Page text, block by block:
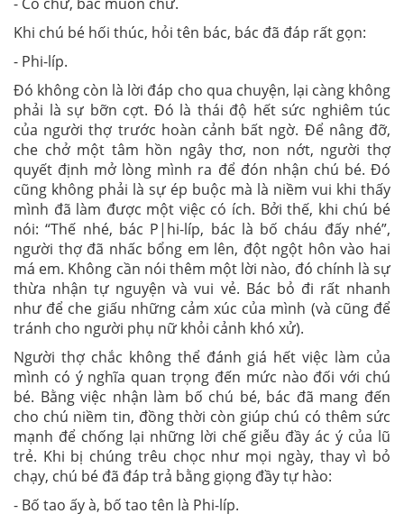
Khi chú bé hối thúc, hỏi tên bác, bác đã đáp rất gọn:
- Phi-líp.
Đó không còn là lời đáp cho qua chuyện, lại càng không
phải là sự bỡn cợt. Đó là thái độ hết sức nghiêm túc
của người thợ trước hoàn cảnh bất ngờ. Để nâng đỡ,
che chở một tâm hồn ngây thơ, non nớt, người thợ
quyết định mở lòng mình ra để đón nhận chú bé. Đó
cũng không phải là sự ép buộc mà là niềm vui khi thấy
mình đã làm được một việc có ích. Bởi thế, khi chú bé
nói: “Thế nhé, bác P|hi-líp, bác là bố cháu đấy nhé”,
người thợ đã nhấc bổng em lên, đột ngột hôn vào hai
má em. Không cần nói thêm một lời nào, đó chính là sự
thừa nhận tự nguyện và vui vẻ. Bác bỏ đi rất nhanh
như để che giấu những cảm xúc của mình (và cũng để
tránh cho người phụ nữ khỏi cảnh khó xử).
Người thợ chắc không thể đánh giá hết việc làm của
mình có ý nghĩa quan trọng đến mức nào đối với chú
bé. Bằng việc nhận làm bố chú bé, bác đã mang đến
cho chú niềm tin, đồng thời còn giúp chú có thêm sức
mạnh để chống lại những lời chế giễu đầy ác ý của lũ
trẻ. Khi bị chúng trêu chọc như mọi ngày, thay vì bỏ
chạy, chú bé đã đáp trả bằng giọng đầy tự hào:
- Bố tao ấy à, bố tao tên là Phi-líp.